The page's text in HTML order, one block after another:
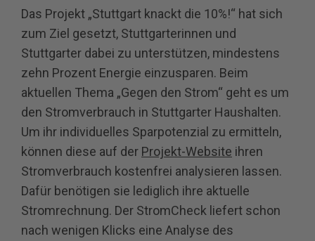
Das Projekt „Stuttgart knackt die 10%!“ hat sich
zum Ziel gesetzt, Stuttgarterinnen und
Stuttgarter dabei zu unterstützen, mindestens
zehn Prozent Energie einzusparen. Beim
aktuellen Thema „Gegen den Strom“ geht es um
den Stromverbrauch in Stuttgarter Haushalten.
Um ihr individuelles Sparpotenzial zu ermitteln,
können diese auf der Projekt-Website ihren
Stromverbrauch kostenfrei analysieren lassen.
Dafür benötigen sie lediglich ihre aktuelle
Stromrechnung. Der StromCheck liefert schon
nach wenigen Klicks eine Analyse des